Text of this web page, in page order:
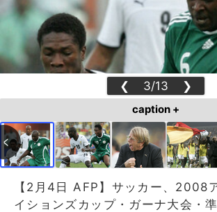
❮ 3/13 ❯
caption +
【2月4日 AFP】サッカー、2008
イションズカップ・ガーナ大会・